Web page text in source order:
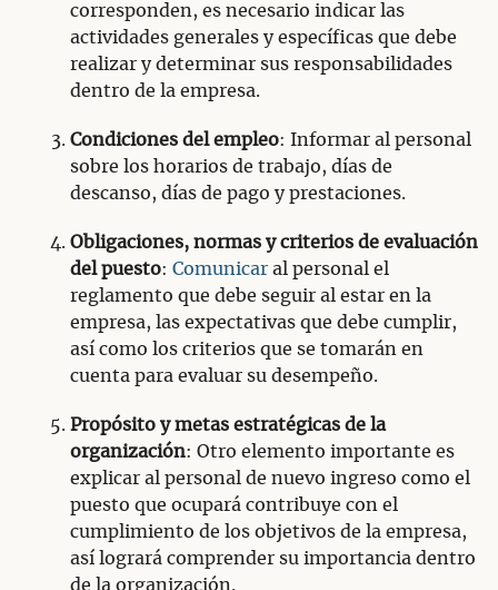
corresponden, es necesario indicar las
actividades generales y específicas que debe
realizar y determinar sus responsabilidades
dentro de la empresa.
Condiciones del empleo: Informar al personal
sobre los horarios de trabajo, días de
descanso, días de pago y prestaciones.
Obligaciones, normas y criterios de evaluación
del puesto: Comunicar al personal el
reglamento que debe seguir al estar en la
empresa, las expectativas que debe cumplir,
así como los criterios que se tomarán en
cuenta para evaluar su desempeño.
Propósito y metas estratégicas de la
organización: Otro elemento importante es
explicar al personal de nuevo ingreso como el
puesto que ocupará contribuye con el
cumplimiento de los objetivos de la empresa,
así logrará comprender su importancia dentro
de la organización.